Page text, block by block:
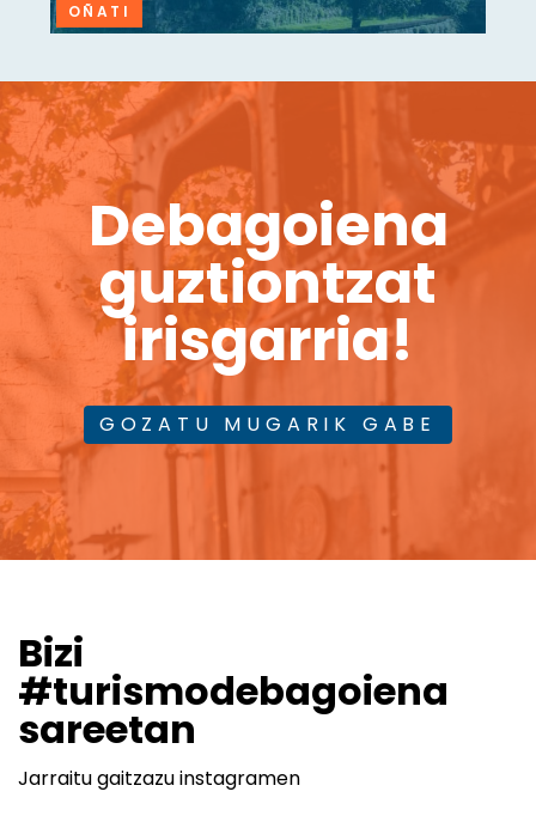
OÑATI
Debagoiena
guztiontzat
irisgarria!
GOZATU MUGARIK GABE
Bizi
#turismodebagoiena
sareetan
Jarraitu gaitzazu instagramen